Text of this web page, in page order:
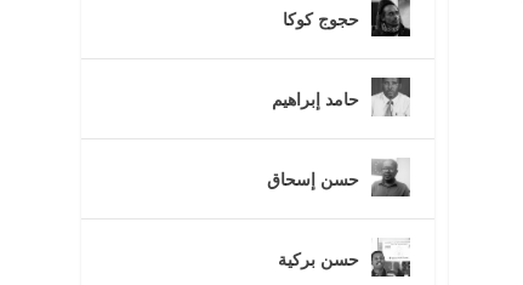
حجوج كوكا
حامد إبراهيم
حسن إسحاق
حسن بركية